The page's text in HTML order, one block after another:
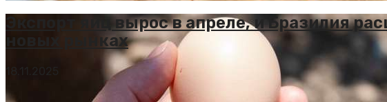
Экспорт яиц вырос в апреле, и Бразилия
новых рынках
18.11.2025